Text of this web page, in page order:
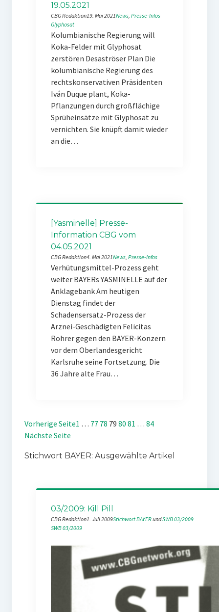
19.05.2021
CBG Redaktion19. Mai 2021News, Presse-Infos
Glyphosat
Kolumbianische Regierung will
Koka-Felder mit Glyphosat
zerstören Desaströser Plan Die
kolumbianische Regierung des
rechtskonservativen Präsidenten
Iván Duque plant, Koka-
Pflanzungen durch großflächige
Sprüheinsätze mit Glyphosat zu
vernichten. Sie knüpft damit wieder
an die…
[Yasminelle] Presse-
Information CBG vom
04.05.2021
CBG Redaktion4. Mai 2021News, Presse-Infos
Verhütungsmittel-Prozess geht
weiter BAYERs YASMINELLE auf der
Anklagebank Am heutigen
Dienstag findet der
Schadensersatz-Prozess der
Arznei-Geschädigten Felicitas
Rohrer gegen den BAYER-Konzern
vor dem Oberlandesgericht
Karlsruhe seine Fortsetzung. Die
36 Jahre alte Frau…
Vorherige Seite1 … 77 78 79 80 81 … 84
Nächste Seite
Stichwort BAYER: Ausgewählte Artikel
03/2009: Kill Pill
CBG Redaktion1. Juli 2009Stichwort BAYER und SWB 03/2009
SWB 03/2009